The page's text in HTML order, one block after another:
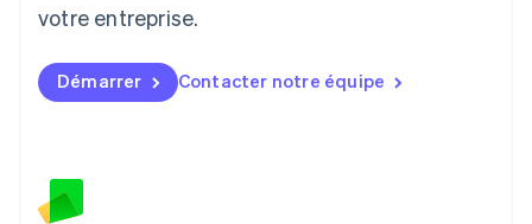
votre entreprise.
Démarrer Contacter notre équipe
Malaisie
Malte
English
Mexique
English
Nouvelle-Zélande